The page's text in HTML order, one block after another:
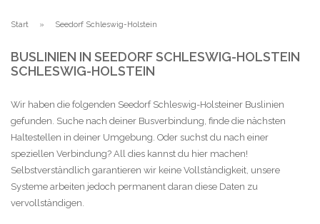
Start Seedorf Schleswig-Holstein
BUSLINIEN IN SEEDORF SCHLESWIG-HOLSTEIN
SCHLESWIG-HOLSTEIN
Wir haben die folgenden Seedorf Schleswig-Holsteiner Buslinien
gefunden. Suche nach deiner Busverbindung, finde die nächsten
Haltestellen in deiner Umgebung. Oder suchst du nach einer
speziellen Verbindung? All dies kannst du hier machen!
Selbstverständlich garantieren wir keine Vollständigkeit, unsere
Systeme arbeiten jedoch permanent daran diese Daten zu
vervollständigen.